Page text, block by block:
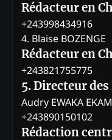
Rédacteur en
+243998434916
4. Blaise BOZENGE
Rédacteur en
+243821755775
5. Directeur
Audry EWAKA
+243890150102
Rédaction